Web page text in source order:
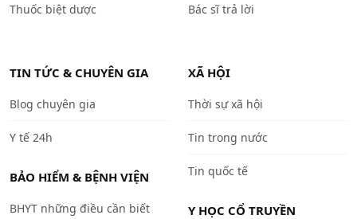
Thuốc biệt dược Bác sĩ trả lời
TIN TỨC & CHUYÊN GIA
Blog chuyên gia
Y tế 24h
BẢO HIỂM & BỆNH VIỆN
BHYT những điều cần biết
XÃ HỘI
Thời sự xã hội
Tin trong nước
Tin quốc tế
Y HỌC CỔ TRUYỀN